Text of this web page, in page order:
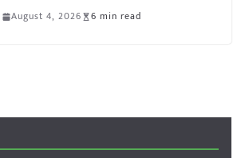
August 4, 2026 6 min read